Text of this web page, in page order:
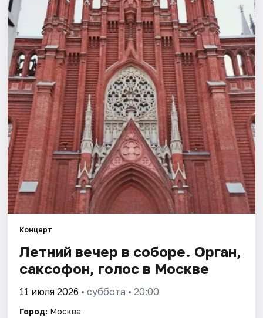
Города
Площадки
Артисты
Рейтинги
Концерт
Летний вечер в соборе. Орган,
саксофон, голос в Москве
11 июля 2026 • суббота • 20:00
Город: Москва